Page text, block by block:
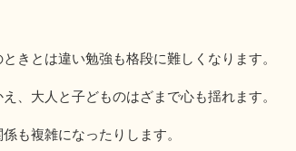
きとは違い勉強も格段に難しくなります。
、大人と子どものはざまで心も揺れます。
も複雑になったりします。